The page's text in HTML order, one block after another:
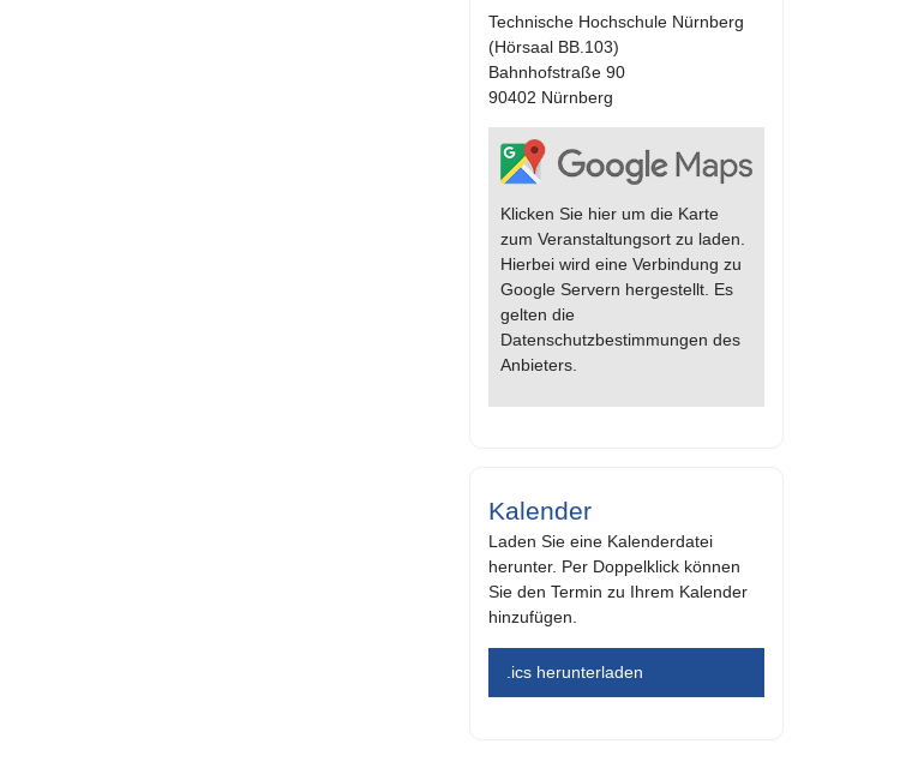
Technische Hochschule Nürnberg
(Hörsaal BB.103)
Bahnhofstraße 90
90402 Nürnberg
Klicken Sie hier um die Karte
zum Veranstaltungsort zu laden.
Hierbei wird eine Verbindung zu
Google Servern hergestellt. Es
gelten die
Datenschutzbestimmungen des
Anbieters.
Kalender
Laden Sie eine Kalenderdatei
herunter. Per Doppelklick können
Sie den Termin zu Ihrem Kalender
hinzufügen.
.ics herunterladen